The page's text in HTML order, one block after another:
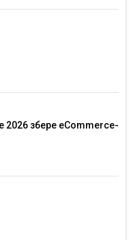
2026 збере eCommerce-